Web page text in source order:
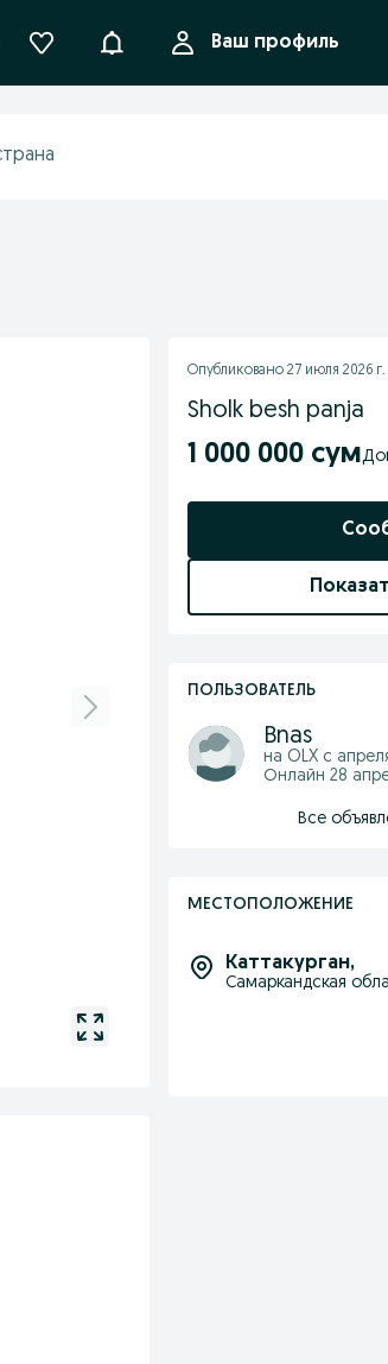
УведомленияВаш профиль
Опубликовано 27 июля 2026 г.
Sholk besh panja
1 000 000 сум
ПОЛЬЗОВАТЕЛЬ
Bnas
на OLX с
Онлайн 28
Все
МЕСТОПОЛОЖЕНИЕ
Каттакурган,
Самаркандская